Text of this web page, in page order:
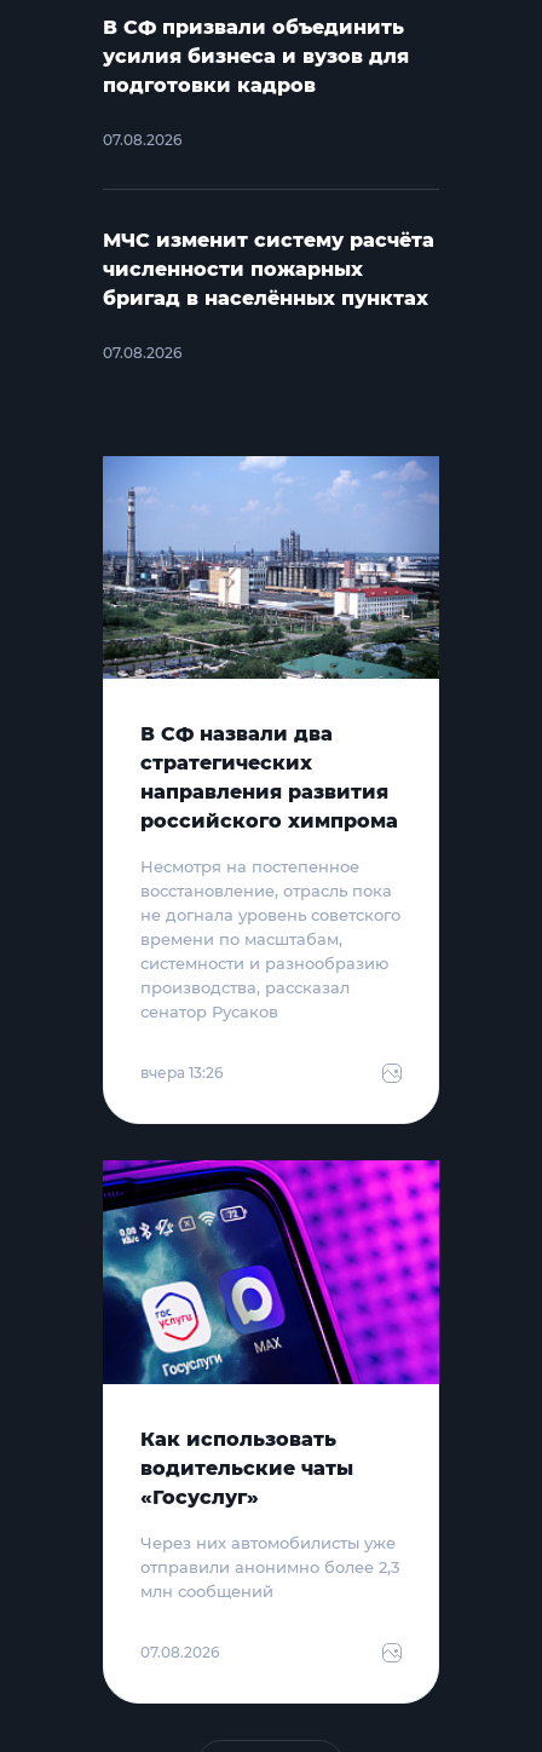
В СФ призвали объединить
усилия бизнеса и вузов для
подготовки кадров
07.08.2026
МЧС изменит систему расчёта
численности пожарных
бригад в населённых пунктах
07.08.2026
В СФ назвали два
стратегических
направления развития
российского химпрома
Несмотря на постепенное
восстановление, отрасль пока
не догнала уровень советского
времени по масштабам,
системности и разнообразию
производства, рассказал
сенатор Русаков
вчера 13:26
Как использовать
водительские чаты
«Госуслуг»
Через них автомобилисты уже
отправили анонимно более 2,3
млн сообщений
07.08.2026